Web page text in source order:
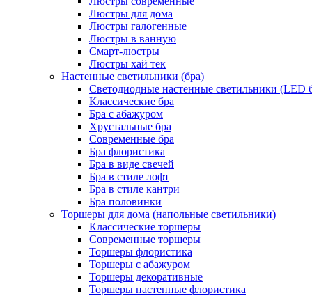
Люстры для дома
Люстры галогенные
Люстры в ванную
Смарт-люстры
Люстры хай тек
Настенные светильники (бра)
Светодиодные настенные светильники (LED
Классические бра
Бра с абажуром
Хрустальные бра
Современные бра
Бра флористика
Бра в виде свечей
Бра в стиле лофт
Бра в стиле кантри
Бра половинки
Торшеры для дома (напольные светильники)
Классические торшеры
Современные торшеры
Торшеры флористика
Торшеры с абажуром
Торшеры декоративные
Торшеры настенные флористика